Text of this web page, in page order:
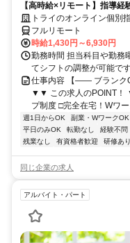
【高時給×リモート】指導
週1～OK！
トライのオンライン個
フルリモート
時給1,430円～6,930円
勤務時間 担当科目や勤務
てシフトの調整が可能です
仕事内容 【―― ブランク
▼▼ この求人のPOINT！
プ制度 □完全在宅！Wワ
週1日からOK 副業・WワークOK
平日のみOK
転勤なし 経験不問
残業なし
有資格者歓迎 研修あり
同じ企業の求人
アルバイト・パート